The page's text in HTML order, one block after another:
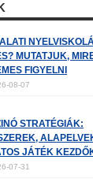
MUTATJUK,
FIGYELNI
08-07
STRATÉGIÁK:
JÁTÉK
07-31